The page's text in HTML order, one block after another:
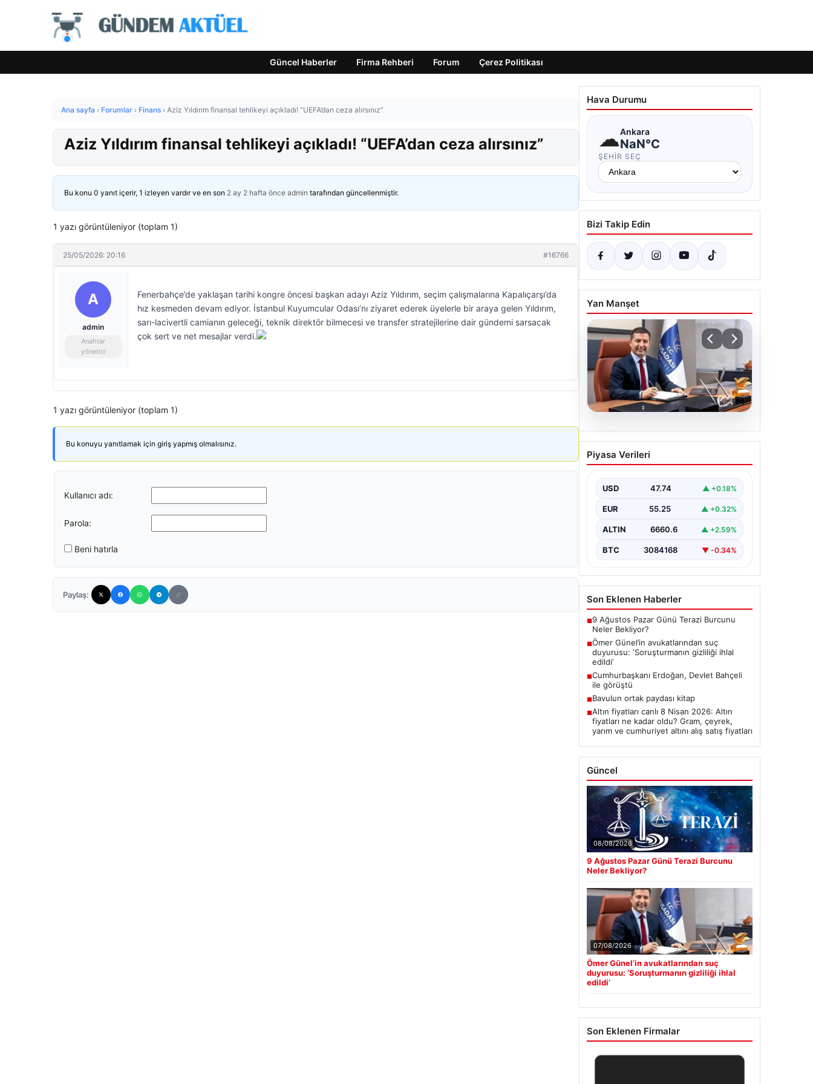
Güncel Haberler Firma Rehberi Forum Çerez Politikası
Ana sayfa › Forumlar › Finans › Aziz Yıldırım finansal tehlikeyi açıkladı! “UEFA’dan ceza alırsınız”
Aziz Yıldırım finansal tehlikeyi açıkladı! “UEFA’dan ceza alırsınız”
Bu konu 0 yanıt içerir, 1 izleyen vardır ve en son 2 ay 2 hafta önce admin tarafından güncellenmiştir.
1 yazı görüntüleniyor (toplam 1)
25/05/2026: 20:16 #16766
A
admin
Anahtar
yönetici
Fenerbahçe’de yaklaşan tarihi kongre öncesi başkan adayı Aziz Yıldırım, seçim çalışmalarına Kapalıçarşı’da
hız kesmeden devam ediyor. İstanbul Kuyumcular Odası’nı ziyaret ederek üyelerle bir araya gelen Yıldırım,
sarı-lacivertli camianın geleceği, teknik direktör bilmecesi ve transfer stratejilerine dair gündemi sarsacak
çok sert ve net mesajlar verdi.
1 yazı görüntüleniyor (toplam 1)
Bu konuyu yanıtlamak için giriş yapmış olmalısınız.
Kullanıcı adı:
Parola:
Beni hatırla
Paylaş:
Hava Durumu
☁Ankara
NaN°C
ŞEHIR SEÇ
Bizi Takip Edin
Yan Manşet
07.08.2026
Ömer Günel’in
avukatlarından suç
gizliliği ihlal edildi’
Piyasa Verileri
USD 47.74 ▲ +0.18%
EUR 55.25 ▲ +0.32%
ALTIN 6660.6 ▲ +2.59%
BTC 3084168 ▼ -0.34%
Son Eklenen Haberler
■9 Ağustos Pazar Günü Terazi Burcunu
Neler Bekliyor?
■Ömer Günel’in avukatlarından suç
duyurusu: ‘Soruşturmanın gizliliği ihlal
edildi’
■Cumhurbaşkanı Erdoğan, Devlet Bahçeli
ile görüştü
■Bavulun ortak paydası kitap
■Altın fiyatları canlı 8 Nisan 2026: Altın
fiyatları ne kadar oldu? Gram, çeyrek,
yarım ve cumhuriyet altını alış satış fiyatları
Güncel
08/08/2026
9 Ağustos Pazar Günü Terazi Burcunu
Neler Bekliyor?
07/08/2026
Ömer Günel’in avukatlarından suç
duyurusu: ‘Soruşturmanın gizliliği ihlal
edildi’
Son Eklenen Firmalar